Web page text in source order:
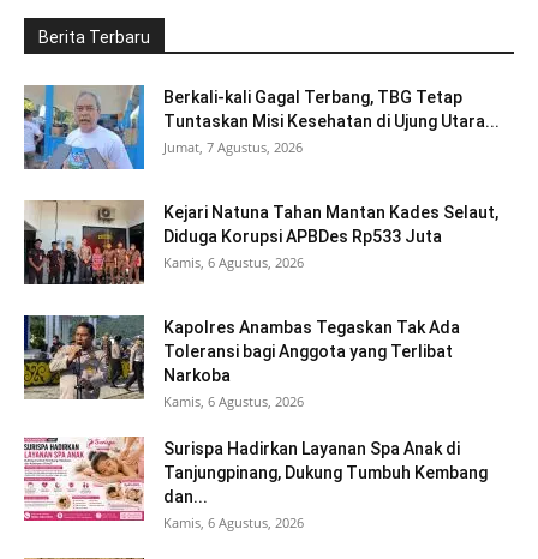
Berita Terbaru
Berkali-kali Gagal Terbang, TBG Tetap
Tuntaskan Misi Kesehatan di Ujung Utara...
Jumat, 7 Agustus, 2026
Kejari Natuna Tahan Mantan Kades Selaut,
Diduga Korupsi APBDes Rp533 Juta
Kamis, 6 Agustus, 2026
Kapolres Anambas Tegaskan Tak Ada
Toleransi bagi Anggota yang Terlibat
Narkoba
Kamis, 6 Agustus, 2026
Surispa Hadirkan Layanan Spa Anak di
Tanjungpinang, Dukung Tumbuh Kembang
dan...
Kamis, 6 Agustus, 2026